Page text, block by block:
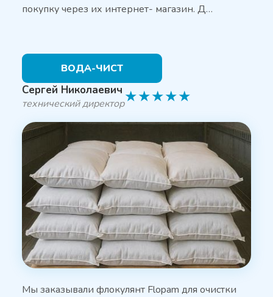
покупку через их интернет- магазин. Д…
ВОДА-ЧИСТ
Сергей Николаевич
технический директор★★★★★
Мы заказывали флокулянт Flopam для очистки